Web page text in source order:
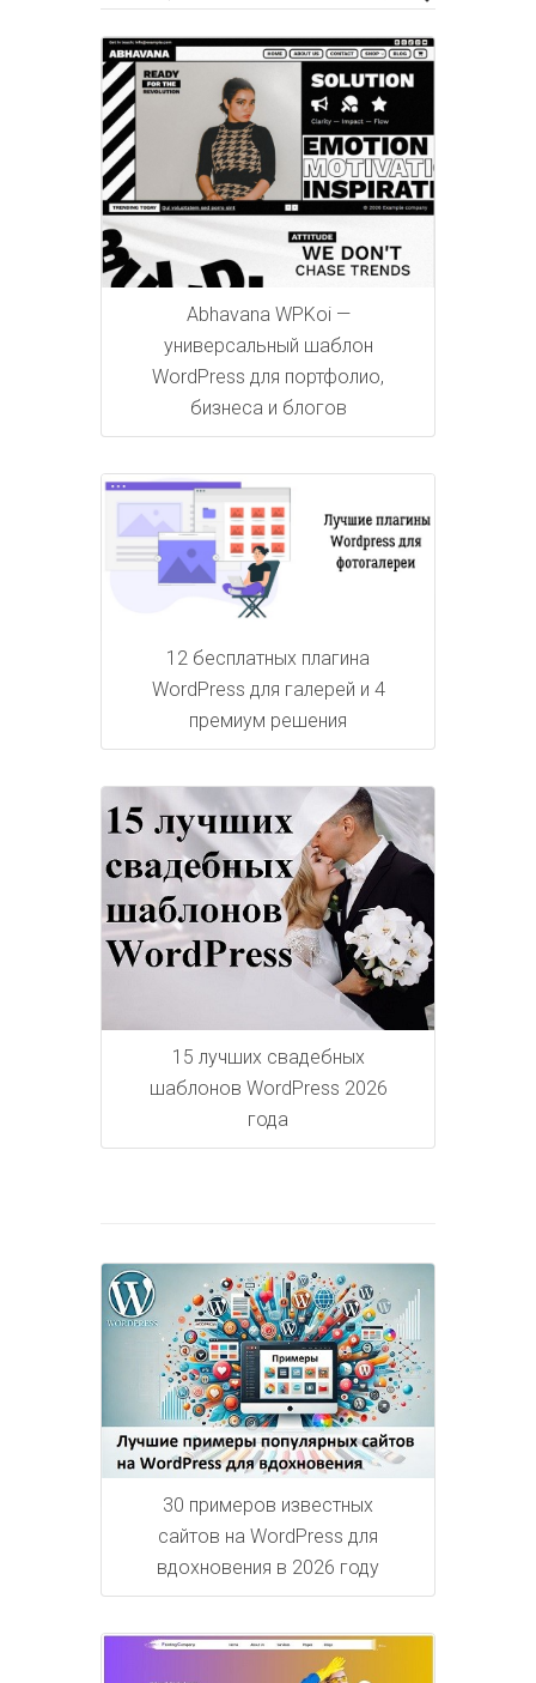
Abhavana WPKoi —
универсальный шаблон
WordPress для портфолио,
бизнеса и блогов
12 бесплатных плагина
WordPress для галерей и 4
премиум решения
15 лучших свадебных
шаблонов WordPress 2026
года
30 примеров известных
сайтов на WordPress для
вдохновения в 2026 году